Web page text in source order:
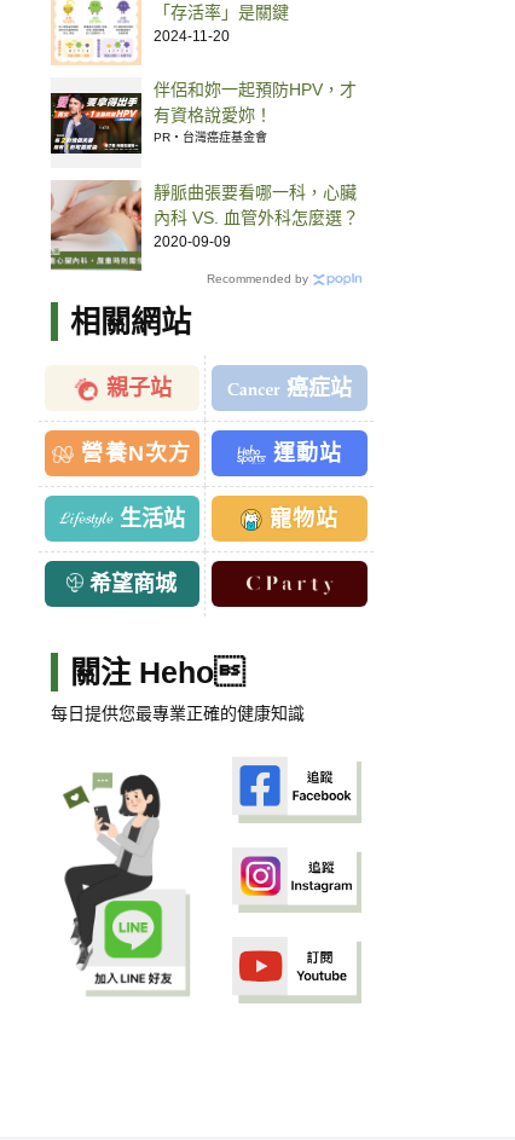
「存活率」是關鍵
2024-11-20
伴侶和妳一起預防HPV，才
有資格說愛妳！
PR・台灣癌症基金會
靜脈曲張要看哪一科，心臟
內科 VS. 血管外科怎麼選？
2020-09-09
Recommended by
相關網站
親子站 癌症站
營養N次方 運動站
生活站 寵物站
希望商城
關注 Heho
每日提供您最專業正確的健康知識